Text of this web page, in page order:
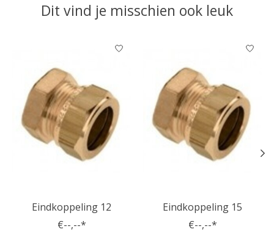
Dit vind je misschien ook leuk
Items van productcarrousel
Eindkoppeling 12
€--,--*
Eindkoppeling 15
€--,--*